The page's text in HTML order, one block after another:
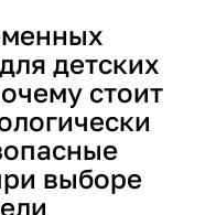
детских
стоит
выборе